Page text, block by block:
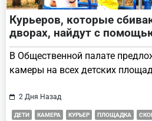
Курьеров, которые
дворах, найдут с
В Общественной палате
камеры на всех детских
2 Дня Назад
ДЕТИ КАМЕРА КУРЬЕР ПЛОЩАДКА